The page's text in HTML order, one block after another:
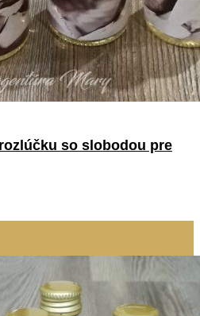
so slobodou pre